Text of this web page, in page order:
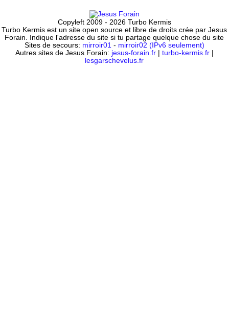
Copyleft 2009 - 2026 Turbo Kermis
Turbo Kermis est un site open source et libre de droits crée par Jesus
Forain. Indique l'adresse du site si tu partage quelque chose du site
Sites de secours: mirroir01 - mirroir02 (IPv6 seulement)
Autres sites de Jesus Forain: jesus-forain.fr| turbo-kermis.fr|
lesgarschevelus.fr